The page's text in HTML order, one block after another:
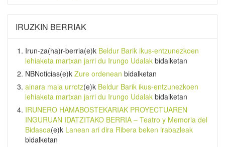
IRUZKIN BERRIAK
Irun-za(ha)r-berria(e)k Beldur Barik ikus-entzunezkoen
lehiaketa martxan jarri du Irungo Udalak bidalketan
NBNoticias(e)k Zure ordenean bidalketan
ainara maia urrotz(e)k Beldur Barik ikus-entzunezkoen
lehiaketa martxan jarri du Irungo Udalak bidalketan
IRUNERO HAMABOSTEKARIAK PROYECTUAREN
INGURUAN IDATZITAKO BERRIA – Teatro y Memoria del
Bidasoa(e)k Lanean ari dira Ribera beken irabazleak
bidalketan